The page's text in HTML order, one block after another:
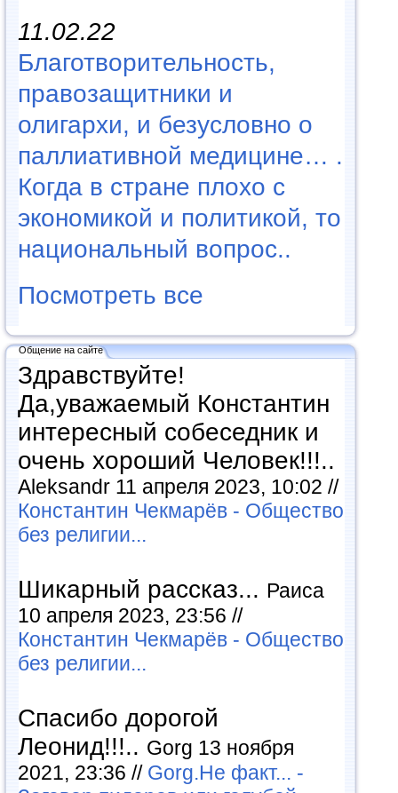
11.02.22
Благотворительность,
правозащитники и
олигархи, и безусловно о
паллиативной медицине… .
Когда в стране плохо с
экономикой и политикой, то
национальный вопрос..
Посмотреть все
Общение на сайте
Здравствуйте!
Да,уважаемый Константин
интересный собеседник и
очень хороший Человек!!!..
Aleksandr 11 апреля 2023, 10:02 //
Константин Чекмарёв - Общество
без религии...
Шикарный рассказ... Раиса
10 апреля 2023, 23:56 //
Константин Чекмарёв - Общество
без религии...
Спасибо дорогой
Леонид!!!.. Gorg 13 ноября
2021, 23:36 // Gorg.Не факт... -